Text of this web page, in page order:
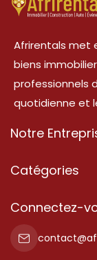
Afrirentals met
biens
professionnels
quotidienne et
Notre
À Propos
Conditions
Catégories
Propriété
Propriété à vendre
Propriété à louer
Connectez-